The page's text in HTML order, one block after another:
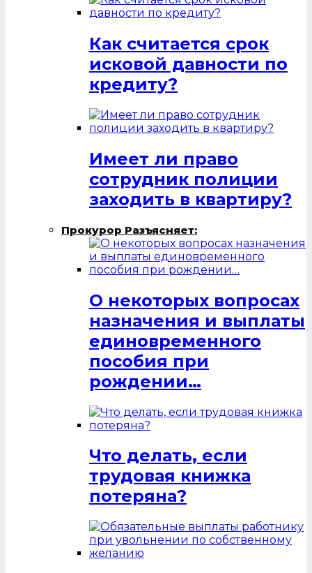
Как считается срок
исковой давности по
кредиту?
Имеет ли право
сотрудник полиции
заходить в квартиру?
Прокурор Разъясняет:
О некоторых вопросах
назначения и выплаты
единовременного
пособия при
рождении…
Что делать, если
трудовая книжка
потеряна?